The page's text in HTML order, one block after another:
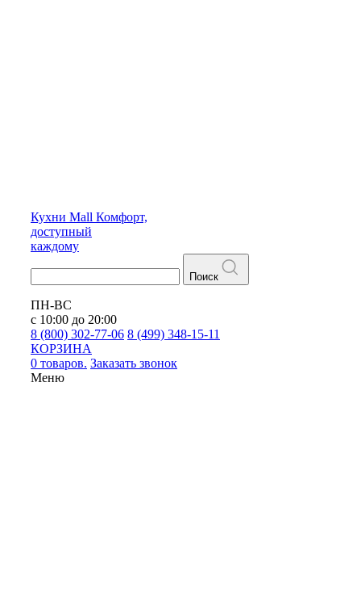
Кухни Mall Комфорт,
доступный
каждому
Поиск
ПН-ВС
с 10:00 до 20:00
8 (800) 302-77-06 8 (499) 348-15-11
КОРЗИНА
0 товаров. Заказать звонок
Меню